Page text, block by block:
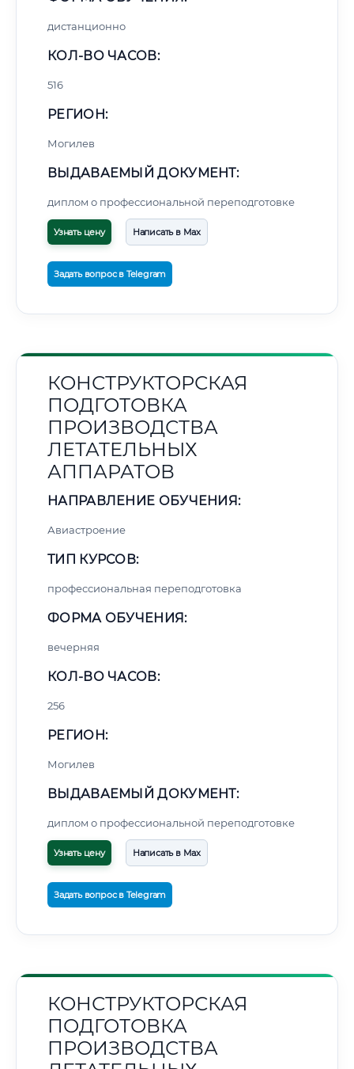
дистанционно
КОЛ-ВО ЧАСОВ:
516
РЕГИОН:
Могилев
ВЫДАВАЕМЫЙ ДОКУМЕНТ:
диплом о профессиональной переподготовке
Узнать цену Написать в Max
Задать вопрос в Telegram
КОНСТРУКТОРСКАЯ
ПОДГОТОВКА
ПРОИЗВОДСТВА
ЛЕТАТЕЛЬНЫХ
АППАРАТОВ
НАПРАВЛЕНИЕ ОБУЧЕНИЯ:
Авиастроение
ТИП КУРСОВ:
профессиональная переподготовка
ФОРМА ОБУЧЕНИЯ:
вечерняя
КОЛ-ВО ЧАСОВ:
256
РЕГИОН:
Могилев
ВЫДАВАЕМЫЙ ДОКУМЕНТ:
диплом о профессиональной переподготовке
Узнать цену Написать в Max
Задать вопрос в Telegram
КОНСТРУКТОРСКАЯ
ПОДГОТОВКА
ПРОИЗВОДСТВА